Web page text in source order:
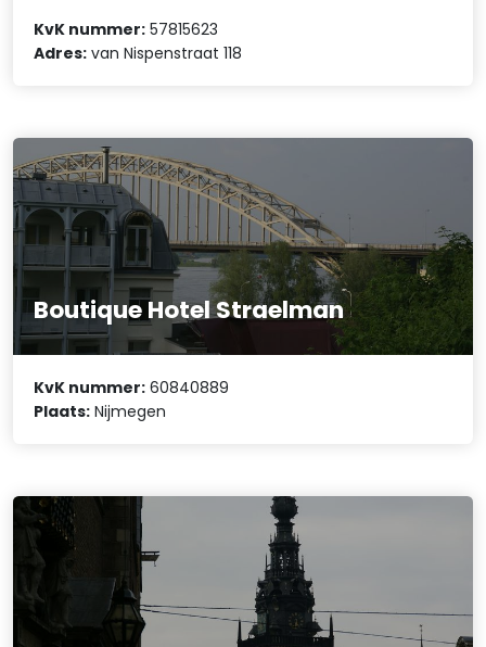
KvK nummer: 57815623
Adres: van Nispenstraat 118
Boutique Hotel Straelman
KvK nummer: 60840889
Plaats: Nijmegen